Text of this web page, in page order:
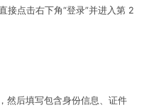
接点击右下角“登录”并进入第 2
然后填写包含身份信息、证件